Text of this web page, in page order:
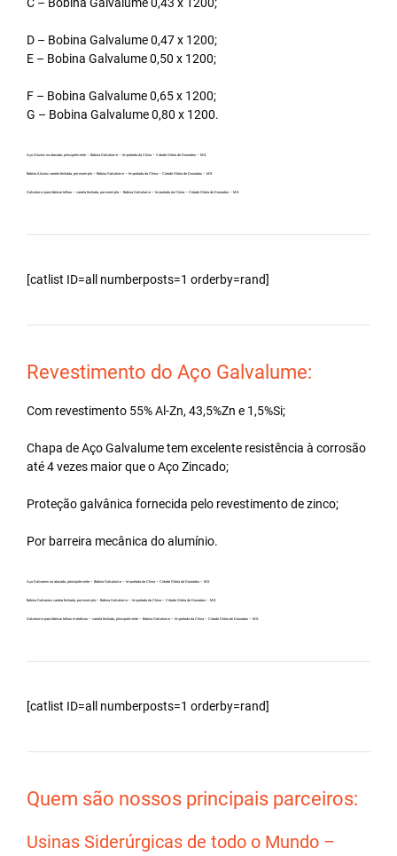
D – Bobina Galvalume 0,47 x 1200;
E – Bobina Galvalume 0,50 x 1200;
F – Bobina Galvalume 0,65 x 1200;
G – Bobina Galvalume 0,80 x 1200.
Aço Aluzinc no atacado, principalmente – Bobina Galvalume – Importada da China – Cidade Glória de Dourados – MS.
Bobina Aluzinc carreta fechada, por exemplo – Bobina Galvalume – Importada da China – Cidade Glória de Dourados – MS.
Galvalume para fabricar telhas – carreta fechada, por exemplo – Bobina Galvalume – Importada da China – Cidade Glória de Dourados – MS.
[catlist ID=all numberposts=1 orderby=rand]
Revestimento do Aço Galvalume:
Com revestimento 55% Al-Zn, 43,5%Zn e 1,5%Si;
Chapa de Aço Galvalume tem excelente resistência à corrosão
até 4 vezes maior que o Aço Zincado;
Proteção galvânica fornecida pelo revestimento de zinco;
Por barreira mecânica do alumínio.
Aço Galvanew no atacado, principalmente – Bobina Galvalume – Importada da China – Cidade Glória de Dourados – MS.
Bobina Galvanew carreta fechada, por exemplo – Bobina Galvalume – Importada da China – Cidade Glória de Dourados – MS.
Galvalume para fabricar telhas metálicas – carreta fechada, principalmente – Bobina Galvalume – Importada da China – Cidade Glória de Dourados – MS.
[catlist ID=all numberposts=1 orderby=rand]
Quem são nossos principais parceiros:
Usinas Siderúrgicas de todo o Mundo –